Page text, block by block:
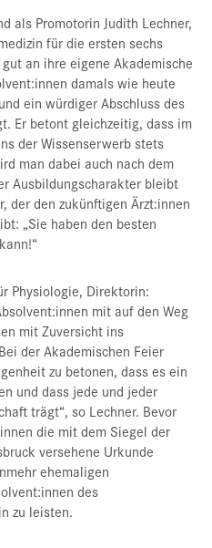
als Promotorin Judith Lechner,
für die ersten sechs
an ihre eigene Akademische
damals wie heute
ein würdiger Abschluss des
Er betont gleichzeitig, dass im
der Wissenserwerb stets
man dabei auch nach dem
Ausbildungscharakter bleibt
der den zukünftigen Ärzt:innen
„Sie haben den besten
Physiologie, Direktorin:
mit auf den Weg
mit Zuversicht ins
der Akademischen Feier
zu betonen, dass es ein
und dass jede und jeder
trägt“, so Lechner. Bevor
die mit dem Siegel der
versehene Urkunde
ehemaligen
des
zu leisten.